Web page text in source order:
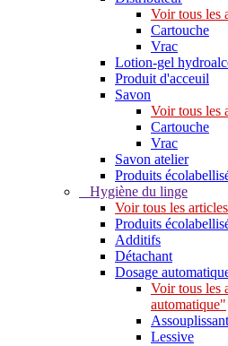
Voir tous les
Cartouche
Vrac
Lotion-gel
Produit d'acceuil
Savon
Voir tous les
Cartouche
Vrac
Savon atelier
Produits
Hygiène du linge
Voir tous les
Produits
Additifs
Détachant
Dosage
Voir tous les
automatique"
Assouplissant
Lessive